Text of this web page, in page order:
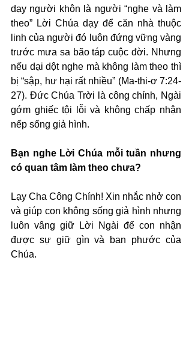
dạy người khôn là người “nghe và làm
theo” Lời Chúa dạy để căn nhà thuộc
linh của người đó luôn đứng vững vàng
trước mưa sa bão táp cuộc đời. Nhưng
nếu dại dột nghe mà không làm theo thì
bị “sập, hư hại rất nhiều” (Ma-thi-ơ 7:24-
27). Đức Chúa Trời là công chính, Ngài
gớm ghiếc tội lỗi và không chấp nhận
nếp sống giả hình.
Bạn nghe Lời Chúa mỗi tuần nhưng
có quan tâm làm theo chưa?
Lạy Cha Công Chính! Xin nhắc nhở con
và giúp con không sống giả hình nhưng
luôn vâng giữ Lời Ngài để con nhận
được sự giữ gìn và ban phước của
Chúa.